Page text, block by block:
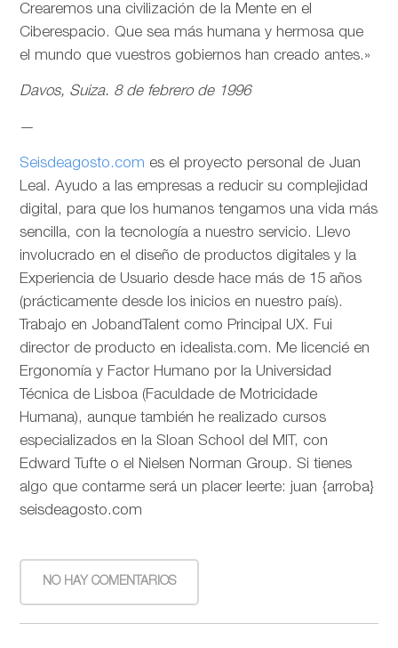
Crearemos una civilización de la Mente en el
Ciberespacio. Que sea más humana y hermosa que
el mundo que vuestros gobiernos han creado antes.»
Davos, Suiza. 8 de febrero de 1996
—
Seisdeagosto.com es el proyecto personal de Juan
Leal. Ayudo a las empresas a reducir su complejidad
digital, para que los humanos tengamos una vida más
sencilla, con la tecnología a nuestro servicio. Llevo
involucrado en el diseño de productos digitales y la
Experiencia de Usuario desde hace más de 15 años
(prácticamente desde los inicios en nuestro país).
Trabajo en JobandTalent como Principal UX. Fui
director de producto en idealista.com. Me licencié en
Ergonomía y Factor Humano por la Universidad
Técnica de Lisboa (Faculdade de Motricidade
Humana), aunque también he realizado cursos
especializados en la Sloan School del MIT, con
Edward Tufte o el Nielsen Norman Group. Si tienes
algo que contarme será un placer leerte: juan {arroba}
seisdeagosto.com
NO HAY COMENTARIOS